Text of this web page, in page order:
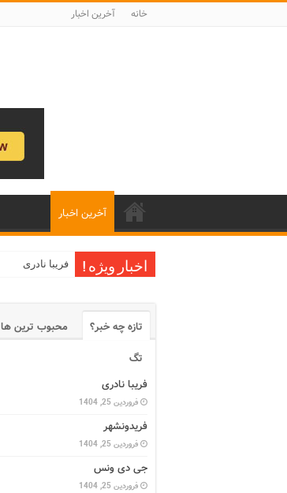
خانه آخرین اخبار
آخرین اخبار
اخبار ویژه ! فریبا نادری
تازه چه خبر؟ محبوب ترین ها
تگ
فریبا نادری
فروردین 25, 1404
فریدونشهر
فروردین 25, 1404
جی دی ونس
فروردین 25, 1404